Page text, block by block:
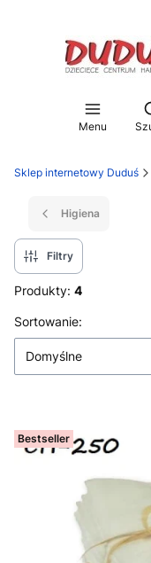
Menu
Sklep internetowy Duduś
Higiena
Filtry
Produkty: 4
Lista produktów
Sortowanie:
Domyślne
Bestseller